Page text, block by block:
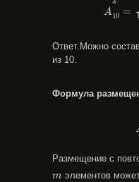
A10 =
Ответ.Можно
из 10.
Формула
Размещение с
m
m элементов